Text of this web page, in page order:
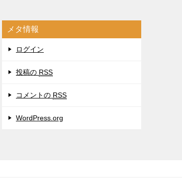
メタ情報
ログイン
投稿の RSS
コメントの RSS
WordPress.org